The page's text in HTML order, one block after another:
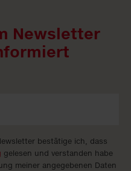
Newsletter
bestätige ich, dass
gelesen und verstanden habe
meiner angegebenen Daten